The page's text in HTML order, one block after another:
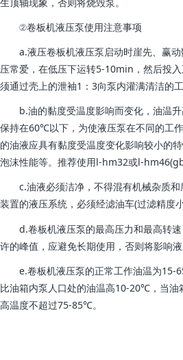
②卷板机液压泵使用注意事项
a.液压卷板机液压泵启动时崖先、赢动
压常爱，在低压下运转5-10min，然后投
须通过壳上的泄袖1：3向泵内灌满清洁的工
b.油的黏度受温度影响而变化，油温升
保持在60℃以下，为使液压泵在不同的工
的油液应具有黏度受温度变化影响较小的
泡沫性能等。推荐使用l-hm32或l-
c.油液必须洁净，不得混有机械杂质和
装置的液压系统，必须经滤油车(过滤精度
d.卷板机液压泵的最高压力和最高转速
许的峰值，应避免长期使用，否则将影响液
e.卷板机液压泵的正常工作油温为15-
比油箱内泵人口处的油温高10-20℃，当
高温度不超过75-85℃。